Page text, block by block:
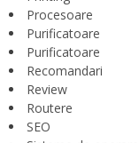
Procesoare
Purificatoare
Purificatoare
Recomandari
Review
Routere
SEO